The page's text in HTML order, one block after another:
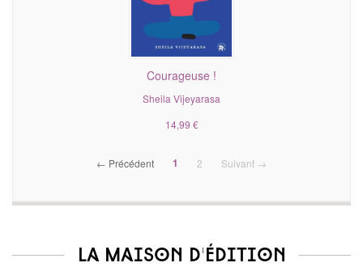
Courageuse !
Sheila Vijeyarasa
14,99 €
← Précédent 1 (current)
2 Suivant →
La maison d'édition